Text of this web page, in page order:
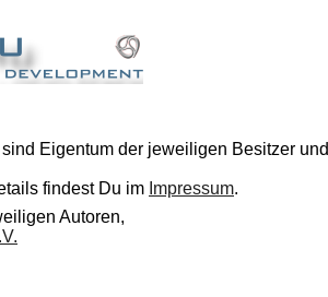
Eigentum der jeweiligen Besitzer und
findest Du im Impressum.
Autoren,